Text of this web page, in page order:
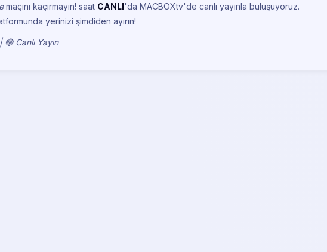
maçını kaçırmayın! saat CANLI'da MACBOXtv'de canlı yayınla buluşuyoruz.
yerinizi şimdiden ayırın!
Canlı Yayın